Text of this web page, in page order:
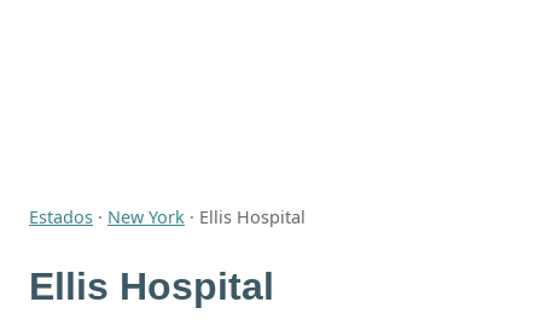
Estados · New York · Ellis Hospital
Ellis Hospital